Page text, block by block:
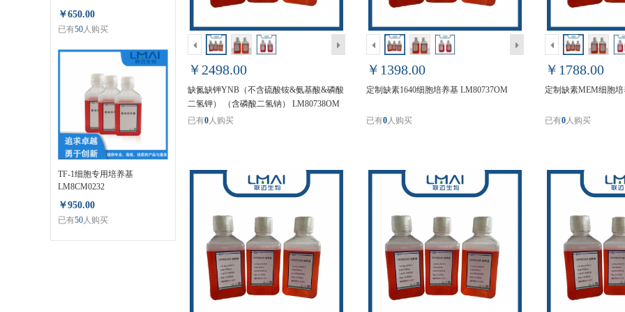
￥650.00
已有50人购买
TF-1细胞专用培养基
LM8CM0232
￥950.00
已有50人购买
￥2498.00
缺氮缺钾YNB（不含硫酸铵&氨基酸&磷酸
二氢钾） （含磷酸二氢钠） LM80738OM
已有0人购买
￥1398.00
定制缺素1640细胞培养基 LM80737OM
已有0人购买
￥1788.00
定制缺素MEM细胞
已有0人购买